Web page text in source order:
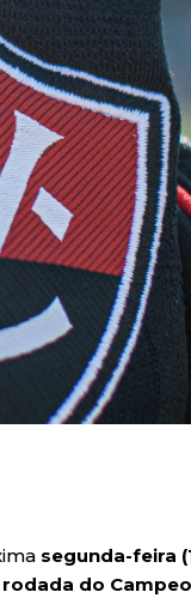
segunda-feira
rodada do